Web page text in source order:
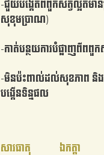
-ជួយបង្កើតពពួកសត្វល្អិតមា
សុខុមប្រាណ)
-កាត់បន្ថយការបំផ្លាញពីពពួក
-មិនប៉ះពាល់ដល់សុខភាព និង
បង្កើនទិន្នផល
សារធាតុ ឯកត្តា